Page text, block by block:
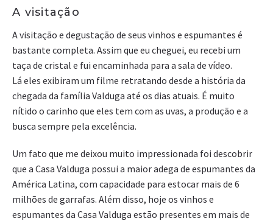
A visitação
A visitação e degustação de seus vinhos e espumantes é
bastante completa. Assim que eu cheguei, eu recebi um
taça de cristal e fui encaminhada para a sala de vídeo.
Lá eles exibiram um filme retratando desde a história da
chegada da família Valduga até os dias atuais. É muito
nítido o carinho que eles tem com as uvas, a produção e a
busca sempre pela excelência.
Um fato que me deixou muito impressionada foi descobrir
que a Casa Valduga possui a maior adega de espumantes da
América Latina, com capacidade para estocar mais de 6
milhões de garrafas. Além disso, hoje os vinhos e
espumantes da Casa Valduga estão presentes em mais de